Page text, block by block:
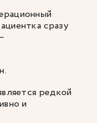
сразу
редкой
и